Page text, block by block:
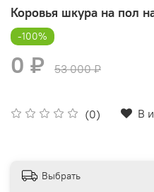
Коровья шкура на пол
(0) В
-100%
0 ₽ 53 000 ₽
Выбрать